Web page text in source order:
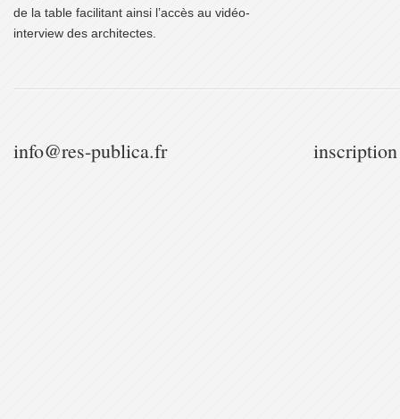
de la table facilitant ainsi l’accès au vidéo-
interview des architectes.
info@res-publica.fr